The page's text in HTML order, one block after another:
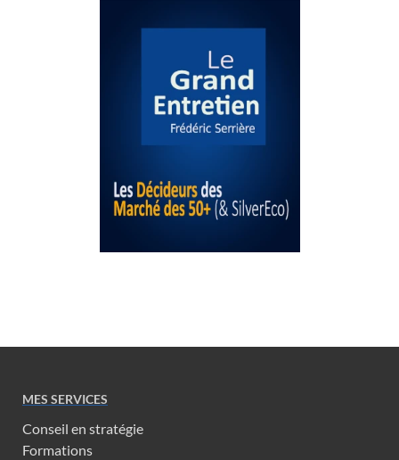
MES SERVICES
Conseil en stratégie
Formations